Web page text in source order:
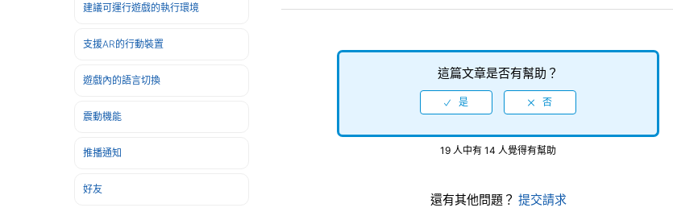
建議可運行遊戲的執行環境
支援AR的行動裝置
遊戲內的語言切換
震動機能
推播通知
好友
這篇文章是否有幫助？
19 人中有 14 人覺得有幫助
還有其他問題？ 提交請求